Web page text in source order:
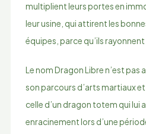
multiplient leurs portes en
leur usine, qui attirent les
équipes, parce qu’ils
Le nom Dragon Libre n’est pas
son parcours d’arts martiaux et
celle d’un dragon totem qui lui
enracinement lors d’une